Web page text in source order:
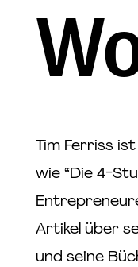
Tim Ferriss
wie “Die 4-
Artikel über
und seine